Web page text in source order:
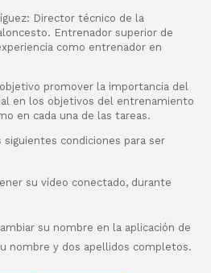
Director técnico de la
Entrenador superior de
como entrenador en
promover la importancia del
en los objetivos del entrenamiento
en cada una de las tareas.
condiciones para ser
su vídeo conectado, durante
su nombre en la aplicación de
nombre y dos apellidos completos.